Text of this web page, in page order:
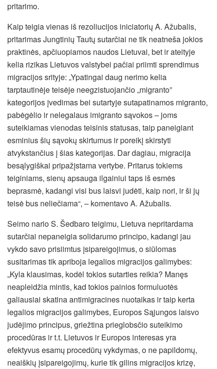
pritarimo.
Kaip teigia vienas iš rezoliucijos iniciatorių A. Ažubalis,
pritarimas Jungtinių Tautų sutarčiai ne tik neatneša jokios
praktinės, apčiuopiamos naudos Lietuvai, bet ir ateityje
kelia rizikas Lietuvos valstybei pačiai priimti sprendimus
migracijos srityje: „Ypatingai daug nerimo kelia
tarptautinėje teisėje neegzistuojančio „migranto”
kategorijos įvedimas bei sutartyje sutapatinamos migranto,
pabėgėlio ir nelegalaus imigranto sąvokos – joms
suteikiamas vienodas teisinis statusas, taip paneigiant
esminius šių sąvokų skirtumus ir poreikį skirstyti
atvykstančius į šias kategorijas. Dar dagiau, migracija
besąlygiškai pripažįstama vertybe. Pritarus tokiems
teiginiams, sienų apsauga ilgainiui taps iš esmės
beprasmė, kadangi visi bus laisvi judėti, kaip nori, ir ši jų
teisė bus neliečiama“, – komentavo A. Ažubalis.
Seimo nario S. Šedbaro teigimu, Lietuva nepritardama
sutarčiai nepaneigia solidarumo principo, kadangi jau
vykdo savo prisiimtus įsipareigojimus, o siūlomas
susitarimas tik apriboja legalios migracijos galimybes:
„Kyla klausimas, kodėl tokios sutarties reikia? Manęs
neapleidžia mintis, kad tokios painios formuluotės
galiausiai skatina antimigracines nuotaikas ir taip kerta
legalios migracijos galimybes, Europos Sąjungos laisvo
judėjimo principus, griežtina prieglobsčio suteikimo
procedūras ir t.t. Lietuvos ir Europos interesas yra
efektyvus esamų procedūrų vykdymas, o ne papildomų,
neaiškių įsipareigojimų, kurie tik gilins migracijos krizę,